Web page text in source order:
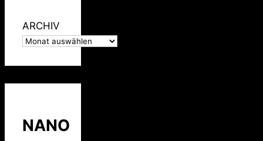
ARCHIV
NANO